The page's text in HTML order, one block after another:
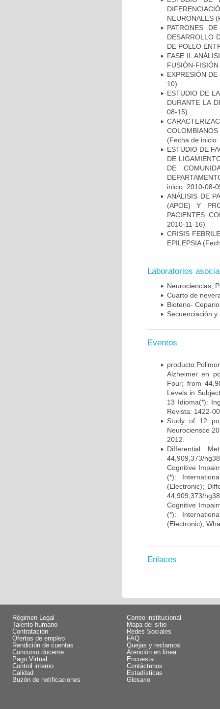
NEURONALES
PATRONES
DESARROLLO
DE POLLO
FASE II:
FUSIÓN-
EXPRESIÓN
10)
ESTUDIO DE
DURANTE LA
08-15)
(Fecha de
ESTUDIO DE
DE
DE
inicio: 2010-08-
ANÁLISIS DE
(APOE) Y
PACIENTES
2010-11-16)
CRISIS
EPILEPSIA
Laboratorios
Neurociencias,
Cuarto de
Bioterio-
Secuenciación
Eventos
Alzheimer en
Four; from
Levels in
13 Idioma(*):
Revista: 1422-
Study of 12
Neurociensce
2012.
Differential
44,909,373/
Cognitive
(*):
(Electronic);
44,909,373/
Cognitive
(*):
(Electronic),
Enlaces
Régimen Legal
Talento humano
Contratación
Ofertas de empleo
Rendición de cuentas
Concurso docente
Pago Virtual
Control interno
Calidad
Buzón de notificaciones
Correo institucional
Mapa del sitio
Redes Sociales
FAQ
Quejas y reclamos
Atención en línea
Encuesta
Contáctenos
Estadísticas
Glosario